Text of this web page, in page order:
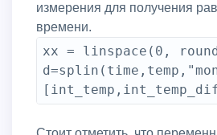
измерения для получения
времени.
xx = linspace(0,